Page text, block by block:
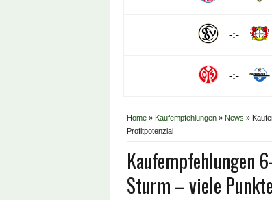
-:-
-:-
Home » Kaufempfehlungen » News »
Profitpotenzial
Kaufempfehlungen
Sturm – viele